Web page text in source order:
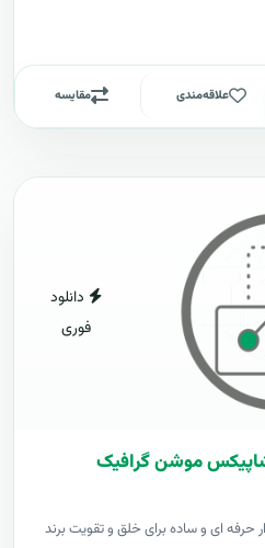
علاقه‌مندی مقایسه
دانلود
فوری
حرفه ای و ساده برای خلق و تقویت برند